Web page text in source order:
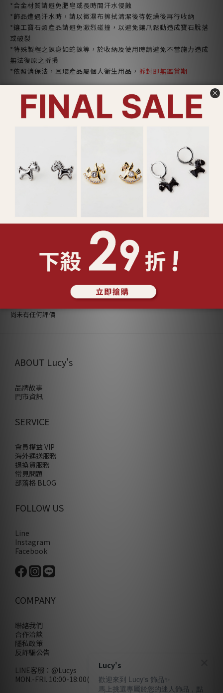
*合金材質請避免肥皂或長時間汗水侵蝕
*飾品遭遇汗水時，請以微濕布擦拭清潔後待乾燥後再行收納
*鑲工寶石類產品請避免激烈碰撞，以避免鑲爪鬆動造成寶石脫落
或破裂
*特殊製程之鍊身如蛇鍊等，於收納及使用時請避免不當施力造成
無法復原之折損
*依照消保法，耳環產品屬個人衛生用品， 拆封即無鑑賞期
了解更多
送貨及付款方式
顧客評價
尚未有任何評價
ABOUT Lucy's
品牌故事
門市資訊
SERVICE
會員權益 VIP
海外運送服務
退換貨服務
常見問題
部落格 BLOG
FOLLOW US
Line
Instagram
Facebook
COMPANY
聯絡我們
合作洽談
隱私政策
反詐騙公告
LINE客服： @Lucys
MON.-FRI. 10:00-18:00(不含例假日)
Lucy's
歡迎來到 Lucy's 飾品✨
馬上挑選專屬於您的迷人飾品，點